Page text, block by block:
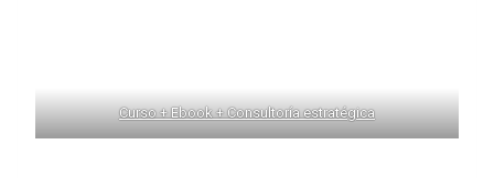
Curso + Ebook + Consultoría estratégica